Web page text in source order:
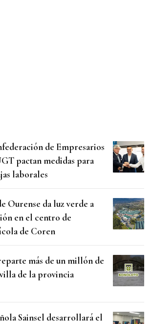
de Empresarios
pactan medidas para
laborales
Ourense da luz verde a
en el centro de
de Coren
más de un millón de
de la provincia
Sainsel desarrollará el